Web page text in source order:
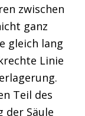
zwischen
ganz
gleich lang
Linie
Teil des
der Säule